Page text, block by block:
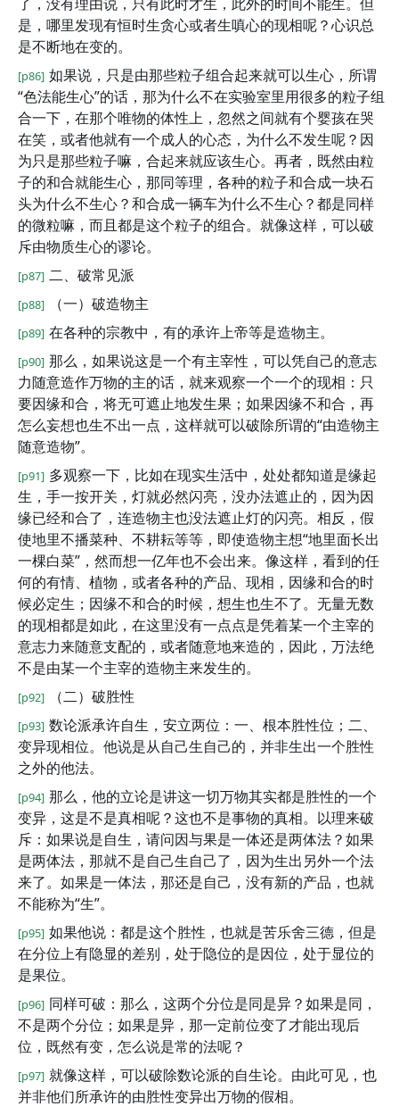
是，哪里发现有恒时生贪心或者生嗔心的现相呢？心识总
是不断地在变的。
[p86] 如果说，只是由那些粒子组合起来就可以生心，所谓
“色法能生心”的话，那为什么不在实验室里用很多的粒子组
合一下，在那个唯物的体性上，忽然之间就有个婴孩在哭
在笑，或者他就有一个成人的心态，为什么不发生呢？因
为只是那些粒子嘛，合起来就应该生心。再者，既然由粒
子的和合就能生心，那同等理，各种的粒子和合成一块石
头为什么不生心？和合成一辆车为什么不生心？都是同样
的微粒嘛，而且都是这个粒子的组合。就像这样，可以破
斥由物质生心的谬论。
[p87] 二、破常见派
[p88] （一）破造物主
[p89] 在各种的宗教中，有的承许上帝等是造物主。
[p90] 那么，如果说这是一个有主宰性，可以凭自己的意志
力随意造作万物的主的话，就来观察一个一个的现相：只
要因缘和合，将无可遮止地发生果；如果因缘不和合，再
怎么妄想也生不出一点，这样就可以破除所谓的“由造物主
随意造物”。
[p91] 多观察一下，比如在现实生活中，处处都知道是缘起
生，手一按开关，灯就必然闪亮，没办法遮止的，因为因
缘已经和合了，连造物主也没法遮止灯的闪亮。相反，假
使地里不播菜种、不耕耘等等，即使造物主想“地里面长出
一棵白菜”，然而想一亿年也不会出来。像这样，看到的任
何的有情、植物，或者各种的产品、现相，因缘和合的时
候必定生；因缘不和合的时候，想生也生不了。无量无数
的现相都是如此，在这里没有一点点是凭着某一个主宰的
意志力来随意支配的，或者随意地来造的，因此，万法绝
不是由某一个主宰的造物主来发生的。
[p92] （二）破胜性
[p93] 数论派承许自生，安立两位：一、根本胜性位；二、
变异现相位。他说是从自己生自己的，并非生出一个胜性
之外的他法。
[p94] 那么，他的立论是讲这一切万物其实都是胜性的一个
变异，这是不是真相呢？这也不是事物的真相。以理来破
斥：如果说是自生，请问因与果是一体还是两体法？如果
是两体法，那就不是自己生自己了，因为生出另外一个法
来了。如果是一体法，那还是自己，没有新的产品，也就
不能称为“生”。
[p95] 如果他说：都是这个胜性，也就是苦乐舍三德，但是
在分位上有隐显的差别，处于隐位的是因位，处于显位的
是果位。
[p96] 同样可破：那么，这两个分位是同是异？如果是同，
不是两个分位；如果是异，那一定前位变了才能出现后
位，既然有变，怎么说是常的法呢？
[p97] 就像这样，可以破除数论派的自生论。由此可见，也
并非他们所承许的由胜性变异出万物的假相。